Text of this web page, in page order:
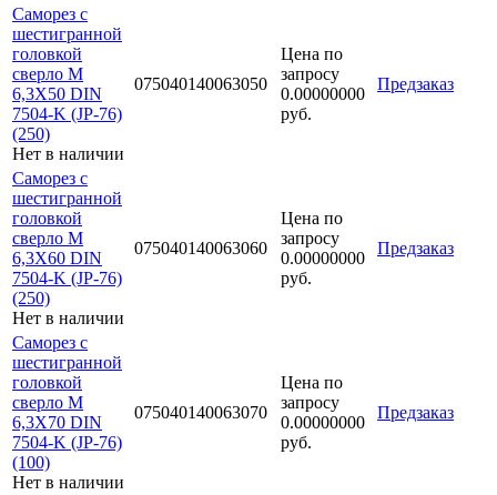
Саморез с
шестигранной
головкой
сверло М
6,3Х50 DIN
7504-K (JP-76)
(250)
Нет в наличии
075040140063050
Цена по
запросу
0.00000000
руб.
Предзаказ
Саморез с
шестигранной
головкой
сверло М
6,3Х60 DIN
7504-K (JP-76)
(250)
Нет в наличии
075040140063060
Цена по
запросу
0.00000000
руб.
Предзаказ
Саморез с
шестигранной
головкой
сверло М
6,3Х70 DIN
7504-K (JP-76)
(100)
Нет в наличии
075040140063070
Цена по
запросу
0.00000000
руб.
Предзаказ